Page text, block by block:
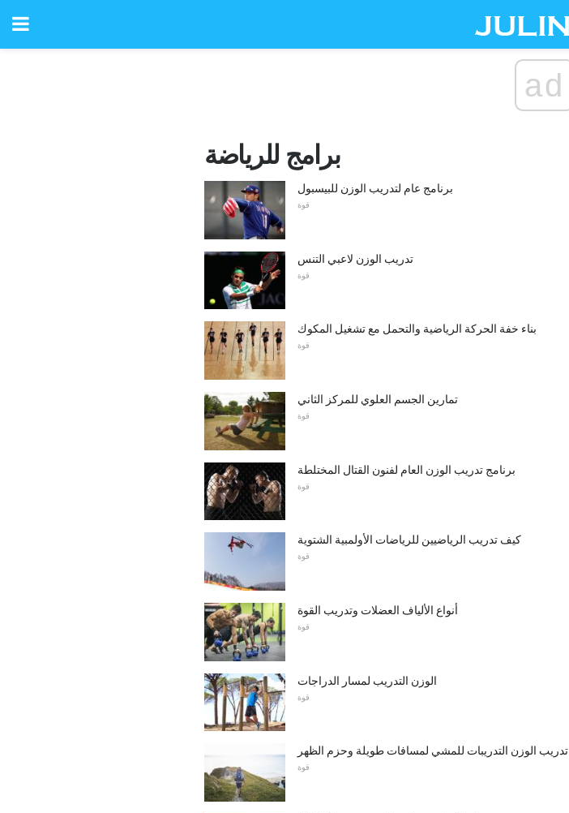
ad
برامج للرياضة
برنامج عام لتدريب الوزن للبيسبول
قوة
تدريب الوزن لاعبي التنس
قوة
بناء خفة الحركة الرياضية والتحمل مع تشغيل المكوك
قوة
تمارين الجسم العلوي للمركز الثاني
قوة
برنامج تدريب الوزن العام لفنون القتال المختلطة
قوة
كيف تدريب الرياضيين للرياضات الأولمبية الشتوية
قوة
أنواع الألياف العضلات وتدريب القوة
قوة
الوزن التدريب لمسار الدراجات
قوة
تدريب الوزن التدريبات للمشي لمسافات طويلة وحزم الظهر
قوة